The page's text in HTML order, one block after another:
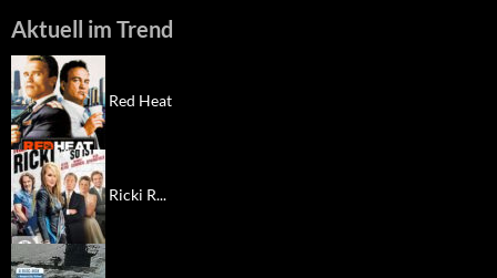
Aktuell im Trend
Red Heat
Ricki R...